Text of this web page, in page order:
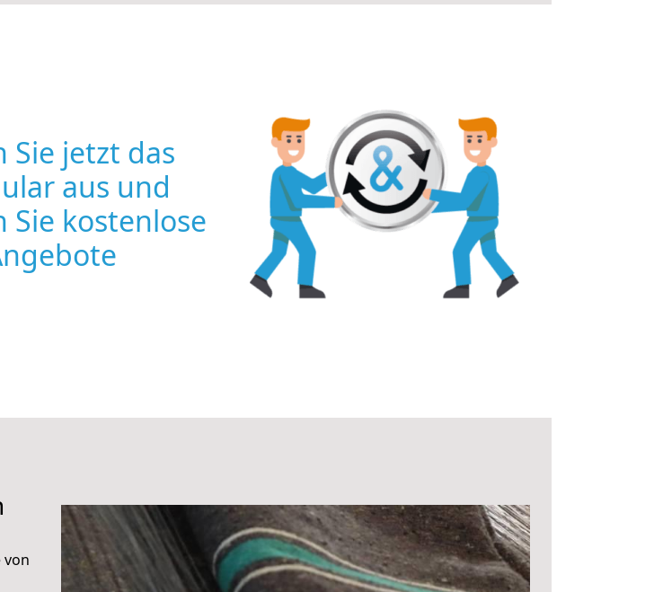
Sie jetzt das
aus und
Sie kostenlose
von